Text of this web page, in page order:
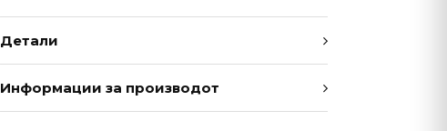
Детали
Информации за производот